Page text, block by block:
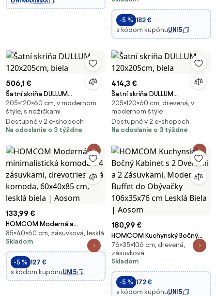
alebo predsiene, 100 × 40 × 78
cm, biela | Aosom
-5 % 182 €
s kódom kupónuUNI5
506,1 €
Šatní skriňa DULLUM
120x205cm, biela
205×120×60 cm, v modernom
štýle, s nožičkami
Dostupné v 2 e-shopoch
Na odoslanie o 3 týždne
414,3 €
Šatní skriňa DULLUM
120x205cm, biela
205×120×60 cm, drevená, v
modernom štýle
Dostupné v 2 e-shopoch
Na odoslanie o 3 týždne
133,99 €
HOMCOM Moderná a
minimalistická komoda s 4
zásuvkami, drevotriesková
komoda, 60x40x85 cm, lesklá
biela | Aosom
85×40×60 cm, zásuvková, lesklá
Skladom
-5 % 127 €
s kódom kupónuUNI5
180,99 €
HOMCOM Kuchynský Bočný
Kabinet s 2 Dverami a 2
Zásuvkami, Moderný Buffet do
Obývačky 106x35x76 cm Lesklá
Biela | Aosom
76×35×106 cm, drevená,
zásuvková
Skladom
-5 % 172 €
s kódom kupónuUNI5